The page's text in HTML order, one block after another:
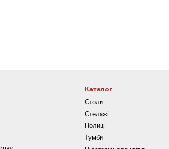
Каталог
Столи
Стелажі
Полиці
Тумби